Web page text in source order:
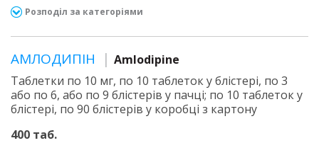
Розподіл за категоріями
АМЛОДИПІН
Amlodipine
Таблетки по 10 мг, по 10 таблеток у блістері, по 3
або по 6, або по 9 блістерів у пачці; по 10 таблеток у
блістері, по 90 блістерів у коробці з картону
400 таб.